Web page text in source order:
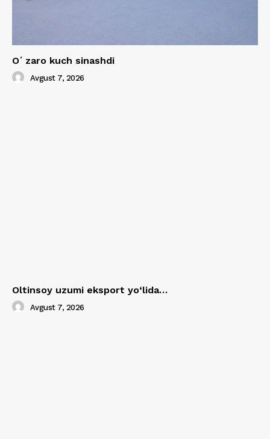
Oʻzaro kuch sinashdi
Avgust 7, 2026
Oltinsoy uzumi eksport yo‘lida…
Avgust 7, 2026